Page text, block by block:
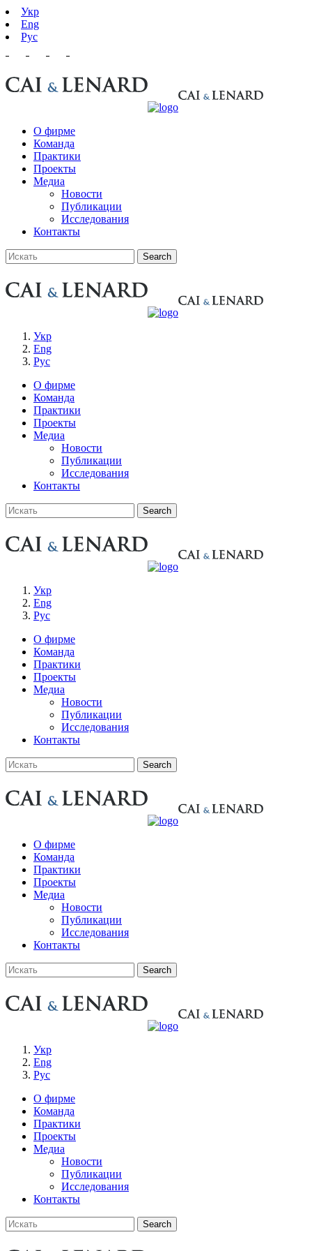
Укр
Eng
Рус
О фирме
Команда
Практики
Проекты
Медиа
Новости
Публикации
Исследования
Контакты
Укр
Eng
Рус
О фирме
Команда
Практики
Проекты
Медиа
Новости
Публикации
Исследования
Контакты
Укр
Eng
Рус
О фирме
Команда
Практики
Проекты
Медиа
Новости
Публикации
Исследования
Контакты
О фирме
Команда
Практики
Проекты
Медиа
Новости
Публикации
Исследования
Контакты
Укр
Eng
Рус
О фирме
Команда
Практики
Проекты
Медиа
Новости
Публикации
Исследования
Контакты